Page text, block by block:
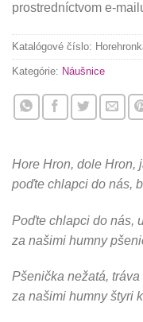
prostredníctvom e-
Katalógové číslo:
Kategórie: Náušnice
Hore Hron, dole Hron,
poďte chlapci do nás,
Poďte chlapci do nás,
za našimi humny
Pšenička nežatá, tráva
za našimi humny štyri